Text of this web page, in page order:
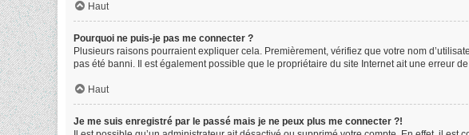
Haut
Pourquoi ne puis-je pas me connecter ?
Plusieurs raisons pourraient expliquer cela. Premièrement, vérifiez que votre nom
pas été banni. Il est également possible que le propriétaire du site Internet ait une erreur
Haut
Je me suis enregistré par le passé mais je ne peux plus me connecter ?!